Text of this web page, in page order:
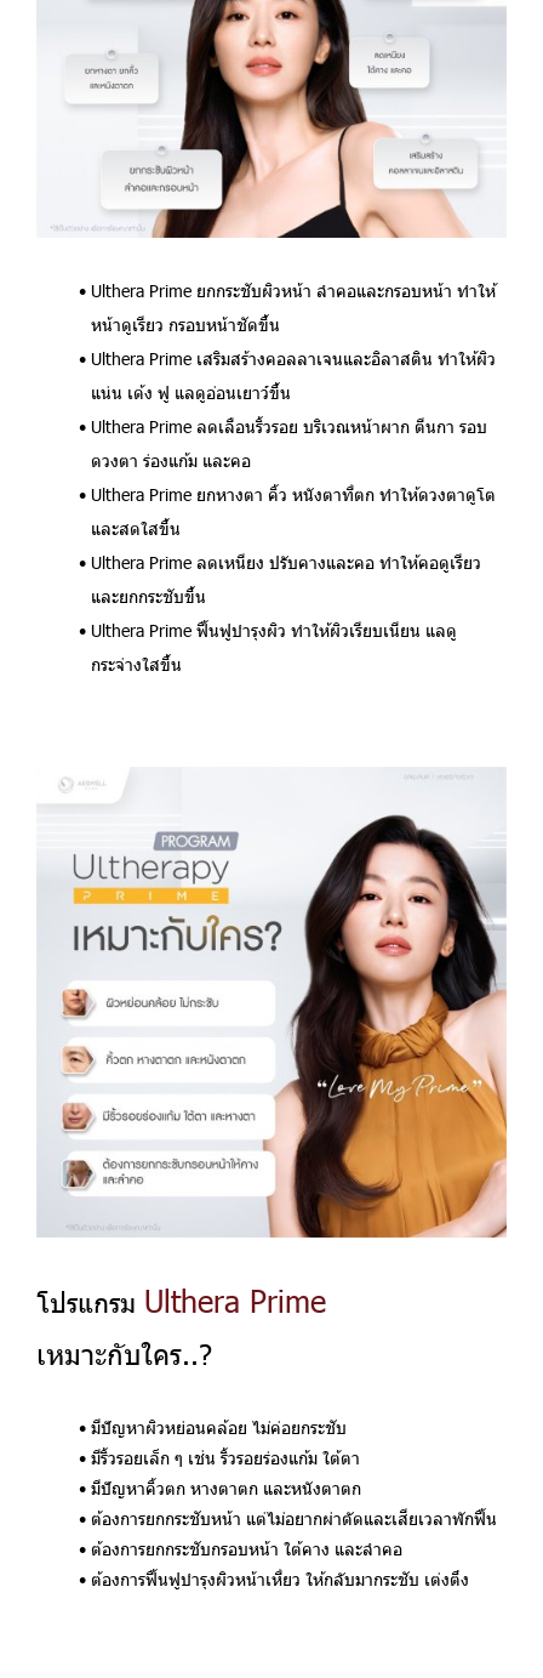
Ulthera Primeยกกระชับผิวหน้า ลำคอและกรอบหน้า ทำให้
หน้าดูเรียว กรอบหน้าชัดขึ้น
Ulthera Primeเสริมสร้างคอลลาเจนและอิลาสติน ทำให้ผิว
แน่น เด้ง ฟู แลดูอ่อนเยาว์ขึ้น
Ulthera Primeลดเลือนริ้วรอย บริเวณหน้าผาก ตีนกา รอบ
ดวงตา ร่องแก้ม และคอ
Ulthera Primeยกหางตา คิ้ว หนังตาที่ตก ทำให้ดวงตาดูโต
และสดใสขึ้น
Ulthera Primeลดเหนียง ปรับคางและคอ ทำให้คอดูเรียว
และยกกระชับขึ้น
Ulthera Primeฟื้นฟูบำรุงผิว ทำให้ผิวเรียบเนียน แลดู
กระจ่างใสขึ้น
โปรแกรม Ulthera Prime
เหมาะกับใคร..?
มีปัญหาผิวหย่อนคล้อย ไม่ค่อยกระชับ
มีริ้วรอยเล็ก ๆ เช่น ริ้วรอยร่องแก้ม ใต้ตา
มีปัญหาคิ้วตก หางตาตก และหนังตาตก
ต้องการยกกระชับหน้า แต่ไม่อยากผ่าตัดและเสียเวลาพักฟื้น
ต้องการยกกระชับกรอบหน้า ใต้คาง และลำคอ
ต้องการฟื้นฟูบำรุงผิวหน้าเหี่ยว ให้กลับมากระชับ เต่งตึง